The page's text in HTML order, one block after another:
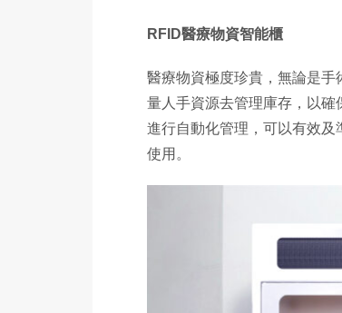
RFID醫療物資智能櫃
醫療物資極度珍貴，無論是
量人手資源去管理庫存，以
進行自動化管理，可以有效
使用。